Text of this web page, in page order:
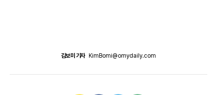
김보미 기자 KimBomi@omydaily.com